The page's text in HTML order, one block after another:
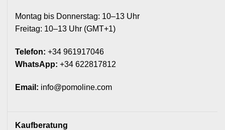
Montag bis Donnerstag: 10–13 Uhr
Freitag: 10–13 Uhr (GMT+1)
Telefon: +34 961917046
WhatsApp: +34 622817812
Email: info@pomoline.com
Kaufberatung